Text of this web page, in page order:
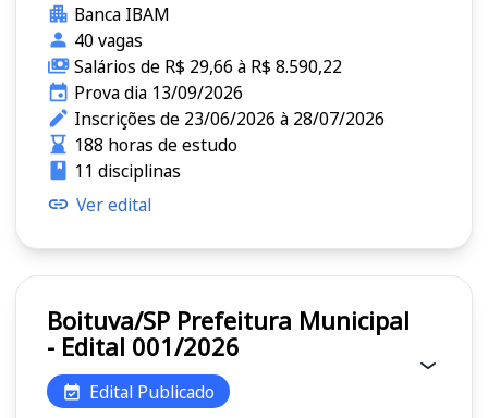
Banca IBAM
40 vagas
Salários de R$ 29,66 à R$ 8.590,22
Prova dia 13/09/2026
Inscrições de 23/06/2026 à 28/07/2026
188 horas de estudo
11 disciplinas
Ver edital
Boituva/SP Prefeitura Municipal
- Edital 001/2026
Edital Publicado